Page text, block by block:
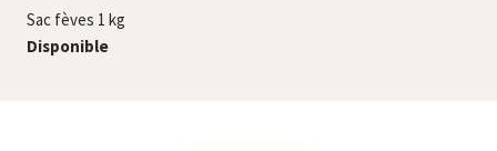
Sac fèves 1 kg
Disponible